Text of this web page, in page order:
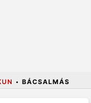
• BÁCSALMÁS